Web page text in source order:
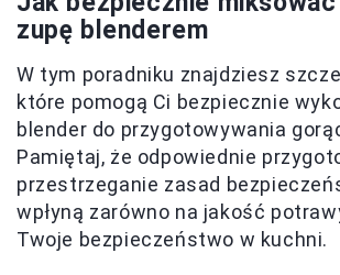
zupę blenderem
W tym poradniku znajdziesz
które pomogą Ci bezpiecznie
blender do przygotowywania
Pamiętaj, że odpowiednie
przestrzeganie zasad
wpłyną zarówno na jakość
Twoje bezpieczeństwo w kuchni.